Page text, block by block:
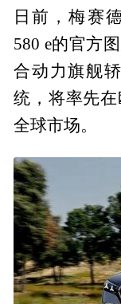
日前，梅赛
580 e的官方
合动力旗舰
统，将率先
全球市场。